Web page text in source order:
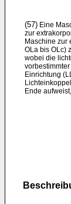
(57) Eine
zur
Maschine zur
OLa bis OLc)
wobei die
Einrichtung
Ende